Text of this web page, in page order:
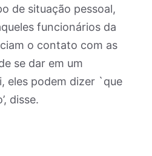
de situação pessoal,
funcionários da
o contato com as
se dar em um
eles podem dizer `que
disse.